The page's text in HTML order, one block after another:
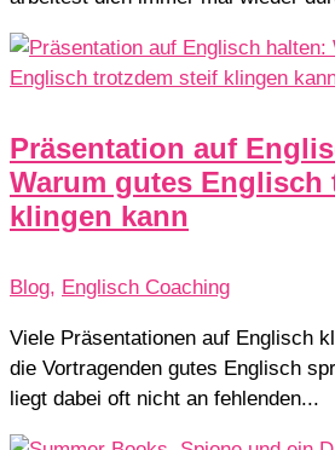
Präsentation auf
Warum gutes Englisch
klingen kann
Blog, Englisch Coaching
Viele Präsentationen auf Englisch
die Vortragenden gutes Englisch
liegt dabei oft nicht an fehlenden...